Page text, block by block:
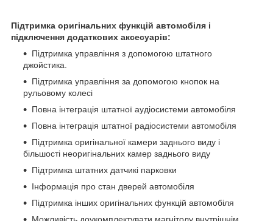
Підтримка оригінальних функцій автомобіля і
підключення додаткових аксесуарів:
Підтримка управління з допомогою штатного
джойстика.
Підтримка управління за допомогою кнопок на
рульовому колесі
Повна інтеграція штатної аудіосистеми автомобіля
Повна інтеграція штатної радіосистеми автомобіля
Підтримка оригінальної камери заднього виду і
більшості неоригінальних камер заднього виду
Підтримка штатних датчикі парковки
Інформація про стан дверей автомобіля
Підтримка інших оригінальних функцій автомобіля
Можливість доукомплектувати магнітолу внутрішнім